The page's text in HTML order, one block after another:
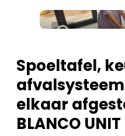
in de keuken-,
Meest gelezen
Podcasts
Privacy / Cookie
Vacature
Video’s
Spoeltafel,
elkaar
BLANCO UNIT